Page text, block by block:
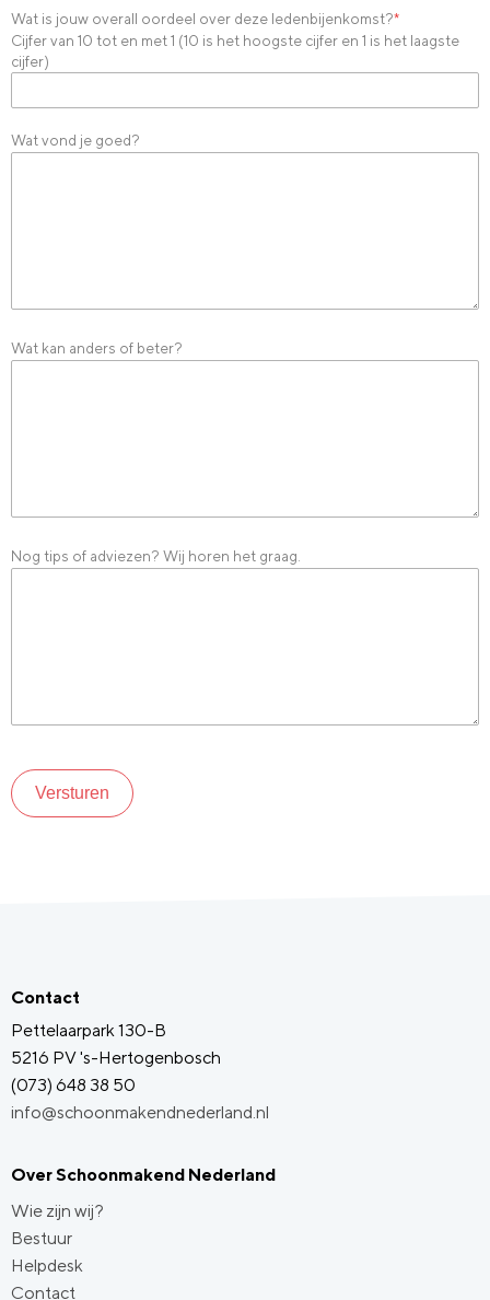
Wat is jouw overall oordeel over deze ledenbijenkomst?*
Cijfer van 10 tot en met 1 (10 is het hoogste cijfer en 1 is het laagste
cijfer)
Wat vond je goed?
Wat kan anders of beter?
Nog tips of adviezen? Wij horen het graag.
Versturen
Contact
Pettelaarpark 130-B
5216 PV 's-Hertogenbosch
(073) 648 38 50
info@schoonmakendnederland.nl
Over Schoonmakend Nederland
Wie zijn wij?
Bestuur
Helpdesk
Contact